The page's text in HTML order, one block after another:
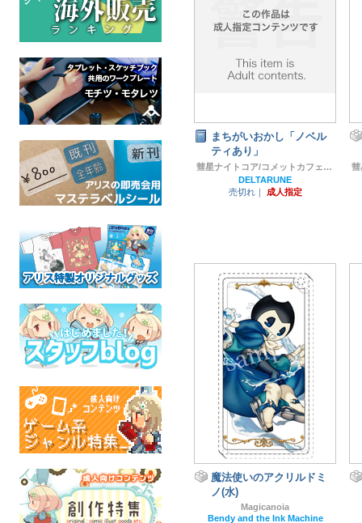
まちがいおかし「ノベル
ティあり」
彗星ナイトコア/コメットカフェ（旧モちこナ）
DELTARUNE
売切れ｜
成人指定
魔法使いのアクリルドミ
ノ(水)
Magicanoia
Bendy and the Ink Machine